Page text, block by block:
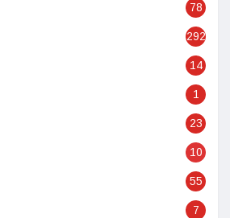
78
292
14
1
23
10
55
7